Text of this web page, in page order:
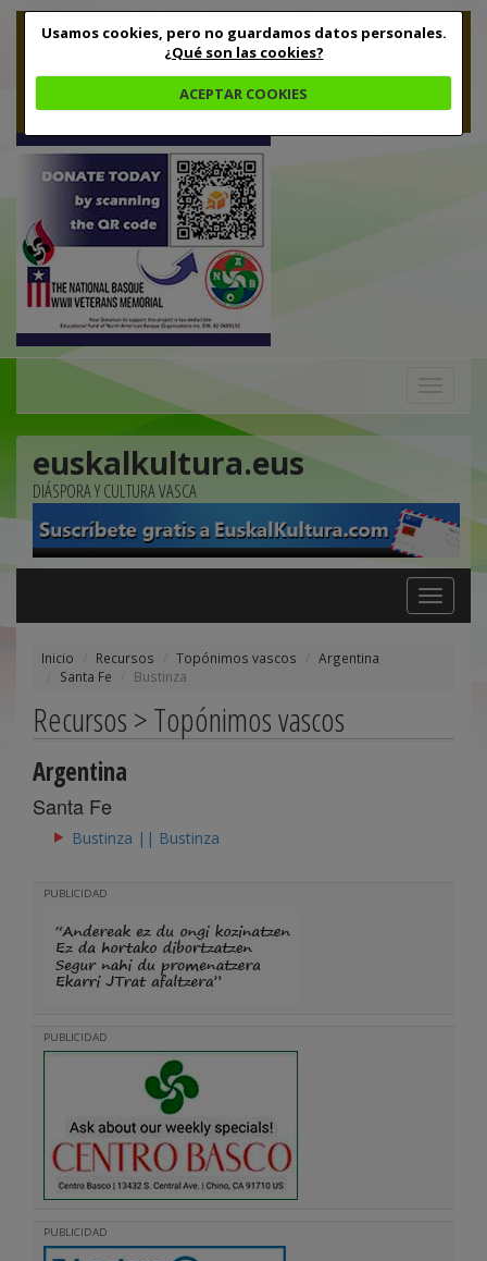
Usamos cookies, pero no guardamos datos personales.
¿Qué son las cookies?
ACEPTAR COOKIES
euskalkultura.eus
DIÁSPORA Y CULTURA VASCA
Toggle
navigation
Inicio Recursos Topónimos vascos
Argentina
Santa Fe
Bustinza
Recursos > Topónimos vascos
Argentina
Santa Fe
Bustinza || Bustinza
PUBLICIDAD
PUBLICIDAD
PUBLICIDAD